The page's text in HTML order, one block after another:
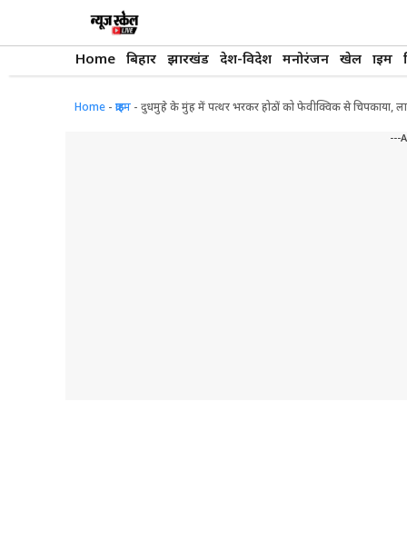
Home बिहार झारखंड देश-विदेश मनोरंजन खेल क्राइम
Home - क्राइम - दुधमुहे के मुंह में पत्थर भरकर होठों को फेवीक्विक से चिपकाया,
---